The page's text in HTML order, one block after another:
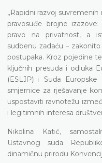
„Rapidni razvoj
pravosuđe brojne
pravo na privatnost, a
sudbenu zadaću –
postupaka. Kroz pojedine
ključnih presuda i odluka
(ESLJP) i Suda
smjernice za rješavanje
uspostaviti ravnotežu
i legitimnih interesa
Nikolina Katić,
Ustavnog suda
dinamičnu prirodu